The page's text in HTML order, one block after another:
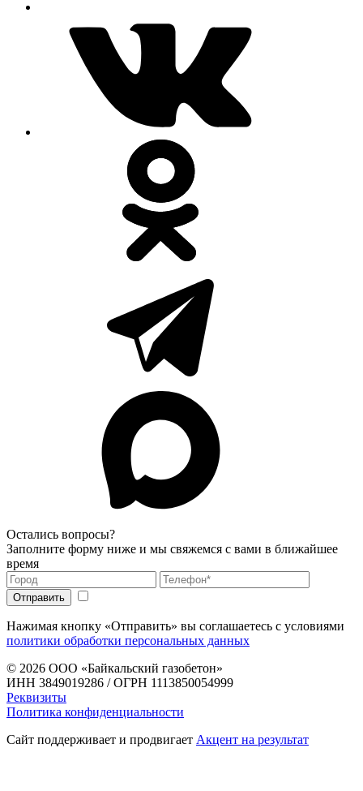
Остались вопросы?
Заполните форму ниже и мы свяжемся с вами в ближайшее
время
Нажимая кнопку «Отправить» вы соглашаетесь с условиями
политики обработки персональных данных
© 2026 ООО «Байкальский газобетон»
ИНН 3849019286 / ОГРН 1113850054999
Реквизиты
Политика конфиденциальности
Сайт поддерживает и продвигает Акцент на результат